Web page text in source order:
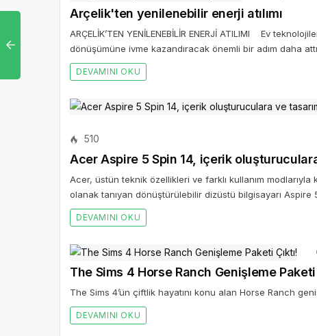
Arçelik'ten yenilenebilir enerji atılımı
ARÇELİK’TEN YENİLENEBİLİR ENERJİ ATILIMI Ev
dönüşümüne ivme kazandıracak önemli bir adım daha
DEVAMINI OKU
510
Acer Aspire 5 Spin 14, içerik
Acer, üstün teknik özellikleri ve farklı kullanım
olanak tanıyan dönüştürülebilir dizüstü bilgisayarı Aspire
DEVAMINI OKU
The Sims 4 Horse Ranch Genişleme Paketi
The Sims 4’ün çiftlik hayatını konu alan Horse Ranch
DEVAMINI OKU